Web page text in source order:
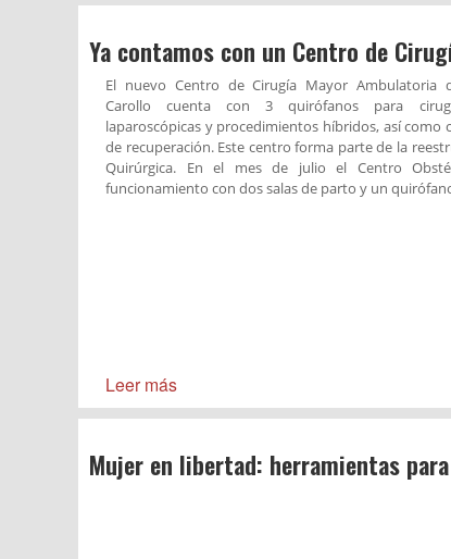
Ya contamos con un Centro de
El nuevo Centro de Cirugía Mayor Ambulatoria
Carollo cuenta con 3 quirófanos para
laparoscópicas y procedimientos híbridos, así como
de recuperación. Este centro forma parte de la
Quirúrgica. En el mes de julio el Centro
funcionamiento con dos salas de parto y un
Leer más
Mujer en libertad: herramientas